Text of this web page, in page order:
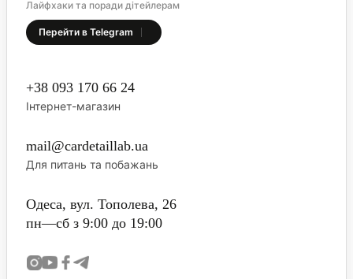
+38 093 170 66 24
Інтернет-магазин
mail@cardetaillab.ua
Для питань та побажань
Одеса, вул. Тополева, 26
пн—сб з 9:00 до 19:00
Лайфхаки та поради дітейлерам
Перейти в Telegram